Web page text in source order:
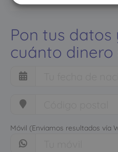
Pon tus datos
cuánto
Móvil (Enviamos resultados vía